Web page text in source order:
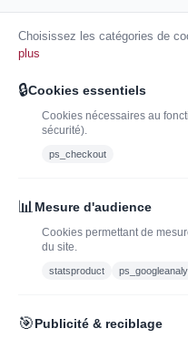
panier
J'ADOPTEUNVIN
J'ai lu et j'accepte les conditions
Choisissez les catégories de
plus
🔒Cookies essentiels
Cookies nécessaires au
sécurité).
ps_checkout
📊 Mesure d'audience
Cookies permettant de
du site.
statsproduct
🎯Publicité & reciblage